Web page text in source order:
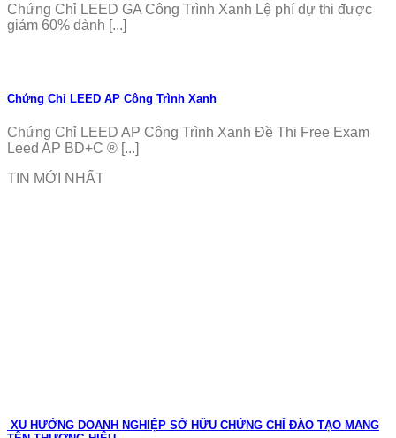
Chứng Chỉ LEED GA Công Trình Xanh Lệ phí dự thi được
giảm 60% dành [...]
Chứng Chỉ LEED AP Công Trình Xanh
Chứng Chỉ LEED AP Công Trình Xanh Đề Thi Free Exam
Leed AP BD+C ® [...]
TIN MỚI NHẤT
XU HƯỚNG DOANH NGHIỆP SỞ HỮU CHỨNG CHỈ ĐÀO TẠO MANG